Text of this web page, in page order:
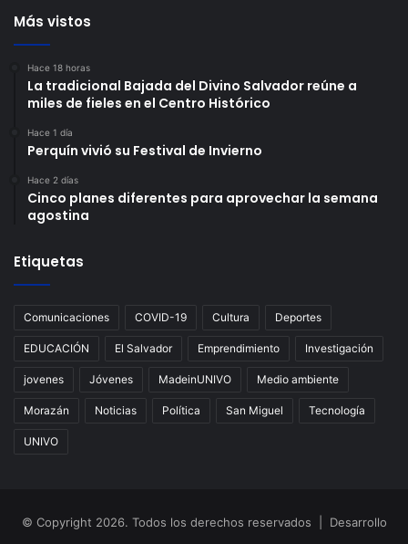
Más vistos
Hace 18 horas
La tradicional Bajada del Divino Salvador reúne a
miles de fieles en el Centro Histórico
Hace 1 día
Perquín vivió su Festival de Invierno
Hace 2 días
Cinco planes diferentes para aprovechar la semana
agostina
Etiquetas
Comunicaciones COVID-19 Cultura Deportes
EDUCACIÓN El Salvador Emprendimiento Investigación
jovenes Jóvenes MadeinUNIVO Medio ambiente
Morazán Noticias Política San Miguel Tecnología
UNIVO
© Copyright 2026. Todos los derechos reservados | Desarrollo